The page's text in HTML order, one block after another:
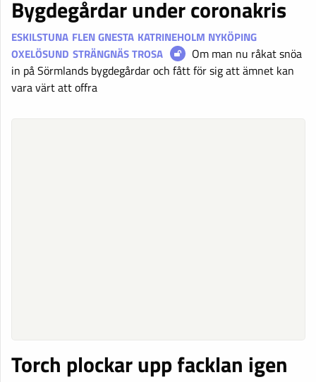
Bygdegårdar under coronakris
ESKILSTUNA FLENGNESTA KATRINEHOLM NYKÖPING
OXELÖSUND STRÄNGNÄSTROSA
Om man nu råkat snöa
in på Sörmlands bygdegårdar och fått för sig att ämnet kan
vara värt att offra
Torch plockar upp facklan igen